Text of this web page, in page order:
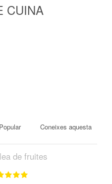
CUINA
Popular
Coneixes aquesta
de fruites